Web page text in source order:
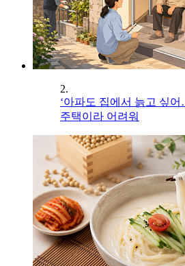
2.
‘아파도 집에서 늙고 싶
주택이라 어려워